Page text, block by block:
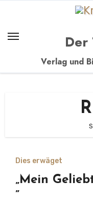
springen
Der
Verlag und
Dies erwäget
„Mein
”